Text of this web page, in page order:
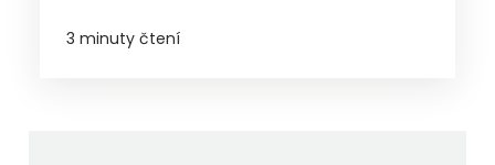
3 minuty čtení